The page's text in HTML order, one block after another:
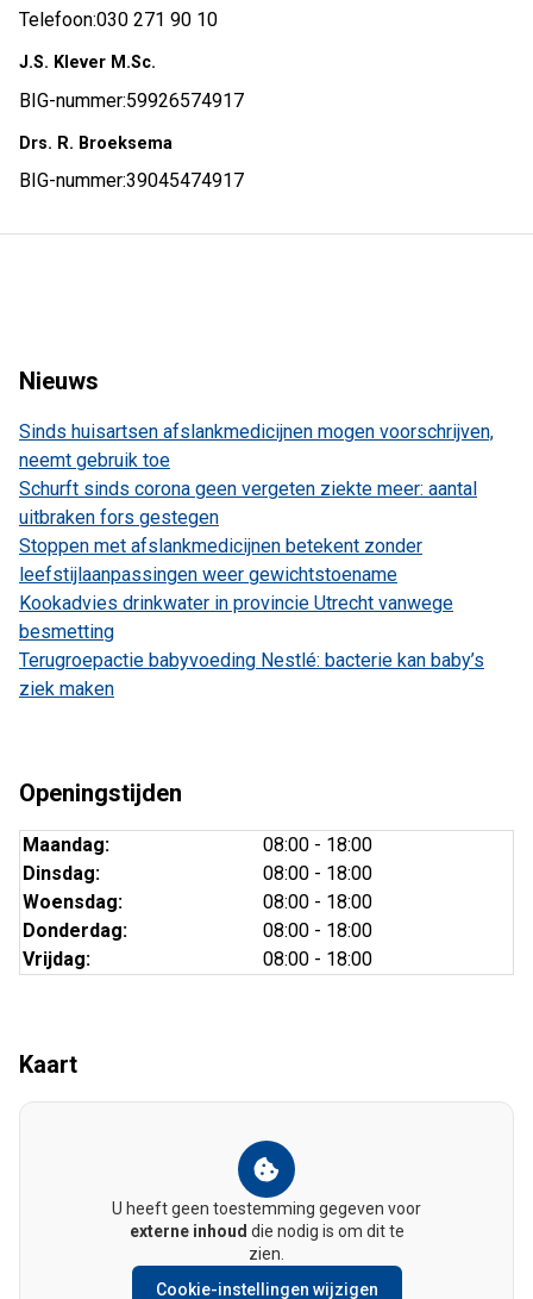
Telefoon:030 271 90 10
J.S. Klever M.Sc.
BIG-nummer:59926574917
Drs. R. Broeksema
BIG-nummer:39045474917
Nieuws
Sinds huisartsen afslankmedicijnen mogen voorschrijven,
neemt gebruik toe
Schurft sinds corona geen vergeten ziekte meer: aantal
uitbraken fors gestegen
Stoppen met afslankmedicijnen betekent zonder
leefstijlaanpassingen weer gewichtstoename
Kookadvies drinkwater in provincie Utrecht vanwege
besmetting
Terugroepactie babyvoeding Nestlé: bacterie kan baby’s
ziek maken
Openingstijden
Maandag:
08:00 - 18:00
Dinsdag:
08:00 - 18:00
Woensdag:
08:00 - 18:00
Donderdag:
08:00 - 18:00
Vrijdag:
08:00 - 18:00
Kaart
U heeft geen toestemming gegeven voor
externe inhoud die nodig is om dit te
zien.
Cookie-instellingen wijzigen